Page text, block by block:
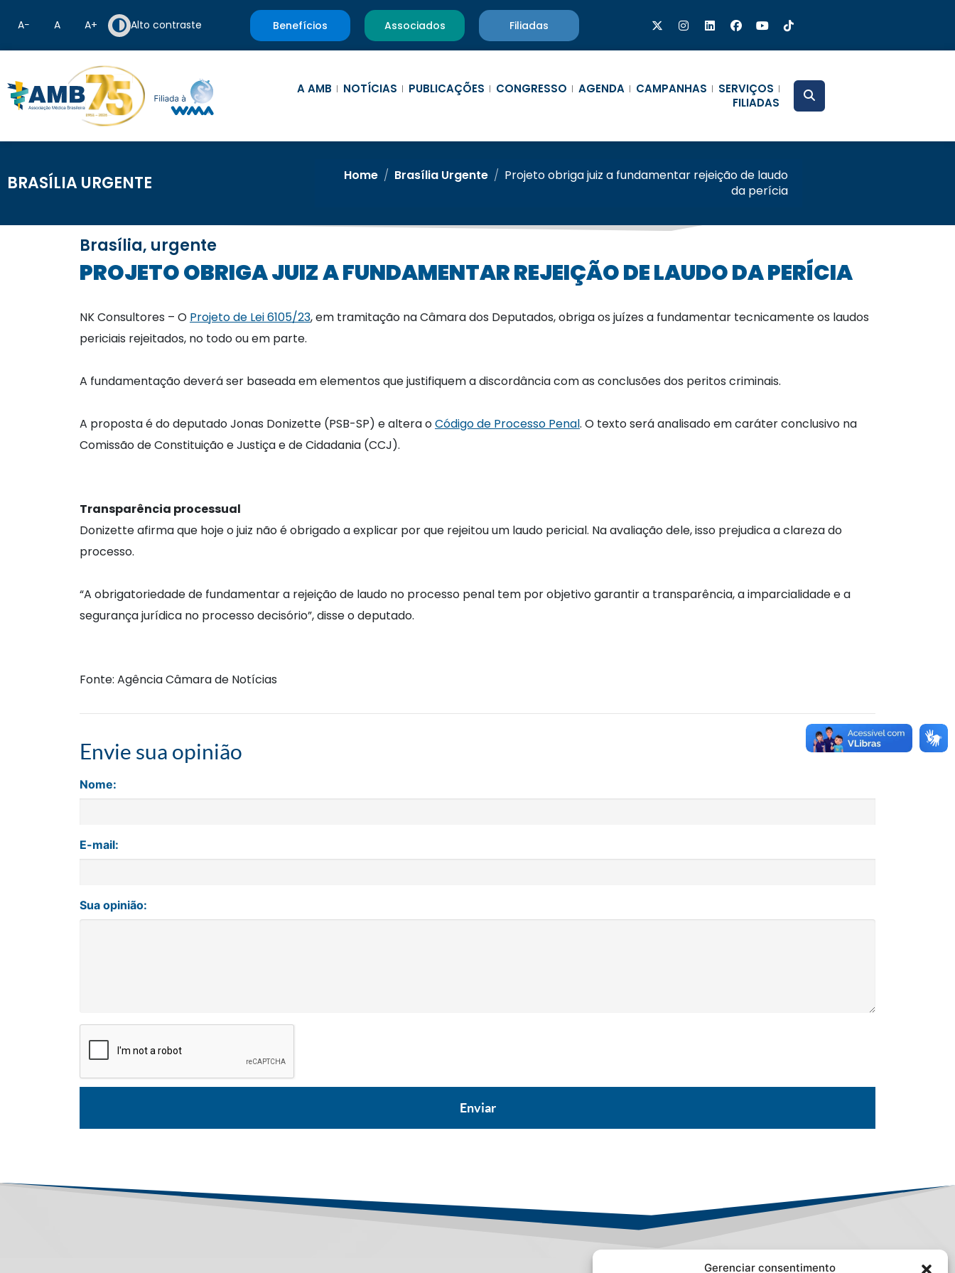
Gerenciar consentimento
A− A A+ Alto contraste Benefícios Associados Filiadas
A AMB NOTÍCIAS PUBLICAÇÕES CONGRESSO AGENDA CAMPANHAS
SERVIÇOS
FILIADAS
BRASÍLIA URGENTE Home / Brasília Urgente / Projeto obriga juiz a fundamentar rejeição de laudo
da perícia
Brasília, urgente
PROJETO OBRIGA JUIZ A FUNDAMENTAR REJEIÇÃO DE LAUDO DA PERÍCIA
NK Consultores – O Projeto de Lei 6105/23, em tramitação na Câmara dos Deputados, obriga os juízes a fundamentar tecnicamente os laudos
periciais rejeitados, no todo ou em parte.
A fundamentação deverá ser baseada em elementos que justifiquem a discordância com as conclusões dos peritos criminais.
A proposta é do deputado Jonas Donizette (PSB-SP) e altera oCódigo de Processo Penal. O texto será analisado em caráter conclusivo na
Comissão de Constituição e Justiça e de Cidadania (CCJ).
Transparência processual
Donizette afirma que hoje o juiz não é obrigado a explicar por que rejeitou um laudo pericial. Na avaliação dele, isso prejudica a clareza do
processo.
“A obrigatoriedade de fundamentar a rejeição de laudo no processo penal tem por objetivo garantir a transparência, a imparcialidade e a
segurança jurídica no processo decisório”, disse o deputado.
Fonte: Agência Câmara de Notícias
Envie sua opinião
Nome:
E-mail:
Sua opinião: